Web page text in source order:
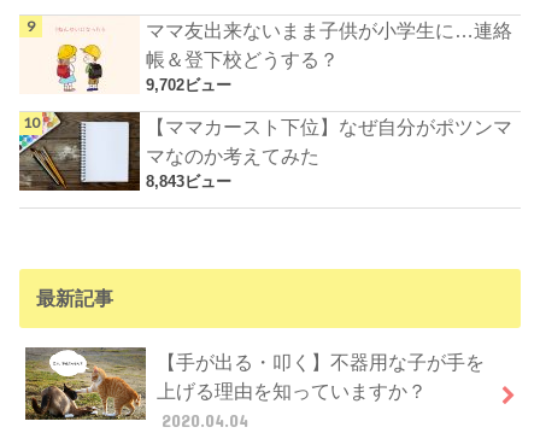
ママ友出来ないまま子供が小学生に…連絡
帳＆登下校どうする？
9,702ビュー
【ママカースト下位】なぜ自分がポツンマ
マなのか考えてみた
8,843ビュー
最新記事
【手が出る・叩く】不器用な子が手を
上げる理由を知っていますか？
2020.04.04